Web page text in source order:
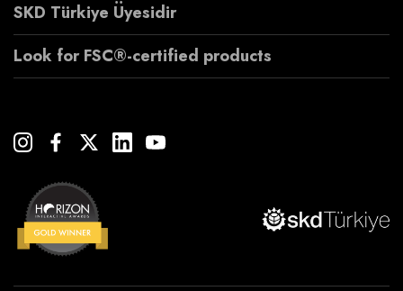
SKD Türkiye Üyesidir
Look for FSC®-certified products